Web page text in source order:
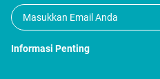
Informasi Penting